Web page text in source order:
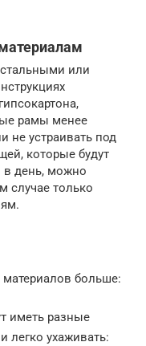
или
рамы менее
не устраивать под
которые будут
в день, можно
случае только
больше:
иметь разные
легко ухаживать: